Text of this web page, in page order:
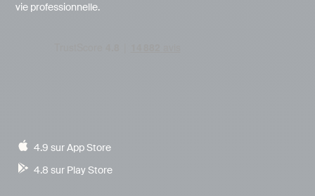
vie professionnelle.
4.9 sur App Store
4.8 sur Play Store